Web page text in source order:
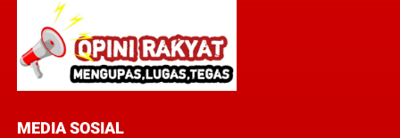
MEDIA SOSIAL